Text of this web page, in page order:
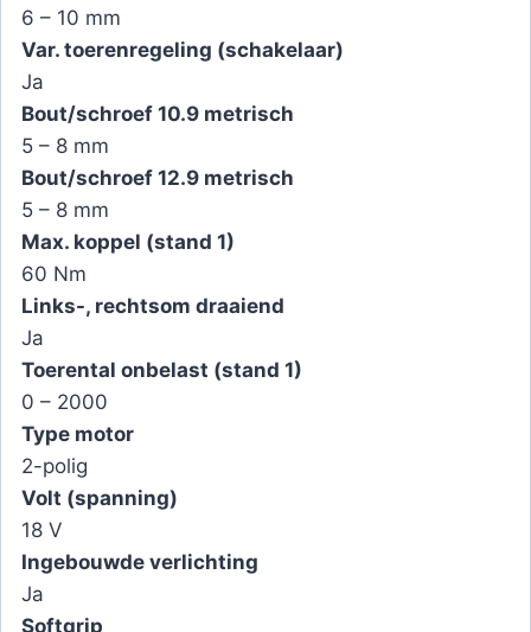
6 – 10 mm
Var. toerenregeling (schakelaar)
Ja
Bout/schroef 10.9 metrisch
5 – 8 mm
Bout/schroef 12.9 metrisch
5 – 8 mm
Max. koppel (stand 1)
60 Nm
Links-, rechtsom draaiend
Ja
Toerental onbelast (stand 1)
0 – 2000
Type motor
2-polig
Volt (spanning)
18 V
Ingebouwde verlichting
Ja
Softgrip